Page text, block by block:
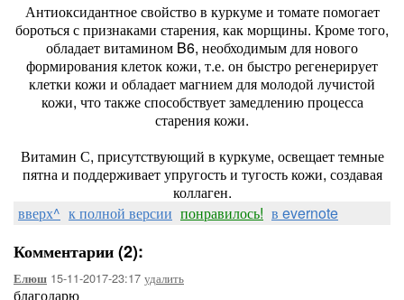
Антиоксидантное свойство в куркуме и томате помогает
бороться с признаками старения, как морщины. Кроме того,
обладает витамином B6, необходимым для нового
формирования клеток кожи, т.е. он быстро регенерирует
клетки кожи и обладает магнием для молодой лучистой
кожи, что также способствует замедлению процесса
старения кожи.
Витамин С, присутствующий в куркуме, освещает темные
пятна и поддерживает упругость и тугость кожи, создавая
коллаген.
вверх^ к полной версии понравилось! в evernote
Комментарии (2):
Елюш 15-11-2017-23:17 удалить
благодарю